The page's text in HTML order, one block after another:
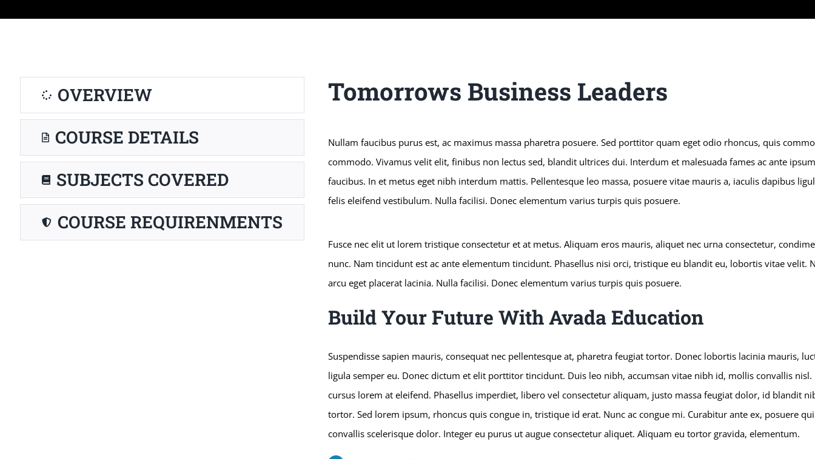
OVERVIEW
COURSE DETAILS
SUBJECTS COVERED
COURSE REQUIRENMENTS
Tomorrows Business Leaders
Nullam faucibus purus est, ac maximus massa pharetra posuere. Sed porttitor quam eget odio rhoncus, quis
commodo. Vivamus velit elit, finibus non lectus sed, blandit ultrices dui. Interdum et malesuada fames ac ante
faucibus. In et metus eget nibh interdum mattis. Pellentesque leo massa, posuere vitae mauris a, iaculis dapibus
felis eleifend vestibulum. Nulla facilisi. Donec elementum varius turpis quis posuere.
Fusce nec elit ut lorem tristique consectetur et at metus. Aliquam eros mauris, aliquet nec urna consectetur,
nunc. Nam tincidunt est ac ante elementum tincidunt. Phasellus nisi orci, tristique eu blandit eu, lobortis vitae velit.
arcu eget placerat lacinia. Nulla facilisi. Donec elementum varius turpis quis posuere.
Build Your Future With Avada Education
Suspendisse sapien mauris, consequat nec pellentesque at, pharetra feugiat tortor. Donec lobortis lacinia mauris,
ligula semper eu. Donec dictum et elit porttitor tincidunt. Duis leo nibh, accumsan vitae nibh id, mollis convallis nisl.
cursus lorem at eleifend. Phasellus imperdiet, libero vel consectetur aliquam, justo massa feugiat dolor, id blandit
tortor. Sed lorem ipsum, rhoncus quis congue in, tristique id erat. Nunc ac congue mi. Curabitur ante ex, posuere
convallis scelerisque dolor. Integer eu purus ut augue consectetur aliquet. Aliquam eu tortor gravida, elementum.